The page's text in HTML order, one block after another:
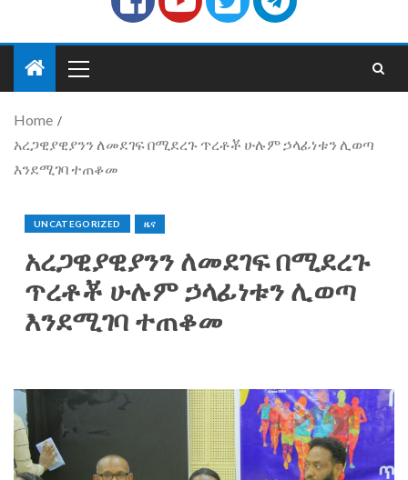
Home
አረጋዊያዊያንን ለመደገፍ በሚደረጉ ጥረቶቾ ሁሉም ኃላፊነቱን ሊወጣ
እንደሚገባ ተጠቆመ
UNCATEGORIZED ዜና
አረጋዊያዊያንን ለመደገፍ በሚደረጉ
ጥረቶቾ ሁሉም ኃላፊነቱን ሊወጣ
እንደሚገባ ተጠቆመ